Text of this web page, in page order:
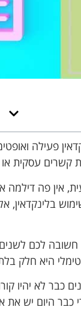
פעילה
עסקית או
בלינקדאין,
לכם
היא חלק
בהירז מיי רזומה מאמינים
היום יש את